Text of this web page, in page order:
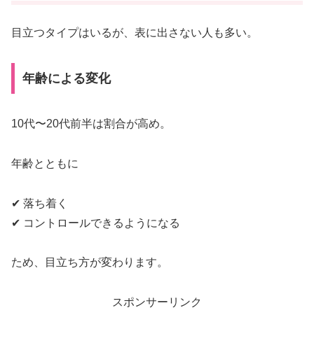
目立つタイプはいるが、表に出さない人も多い。
年齢による変化
10代〜20代前半は割合が高め。
年齢とともに
✔ 落ち着く
✔ コントロールできるようになる
ため、目立ち方が変わります。
スポンサーリンク